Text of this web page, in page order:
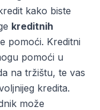
kako biste
kreditnih
pomoći. Kreditni
pomoći u
na tržištu, te vas
kredita.
može